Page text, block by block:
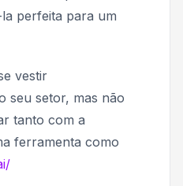
perfeita para um
vestir
seu setor, mas não
tanto com a
ferramenta como